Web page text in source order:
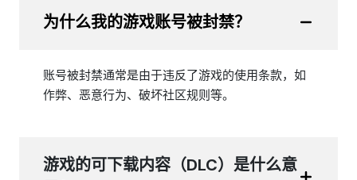
为什么我的游戏账号被封禁？
账号被封禁通常是由于违反了游戏的使用条款，如
作弊、恶意行为、破坏社区规则等。
游戏的可下载内容（DLC）是什么意